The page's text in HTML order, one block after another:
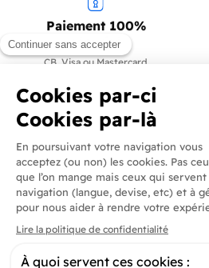
Paiement 100%
sécurisé
CB, Visa ou Mastercard
Livraison rapide